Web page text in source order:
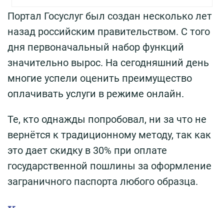
Портал Госуслуг был создан несколько лет
назад российским правительством. С того
дня первоначальный набор функций
значительно вырос. На сегодняшний день
многие успели оценить преимущество
оплачивать услуги в режиме онлайн.
Те, кто однажды попробовал, ни за что не
вернётся к традиционному методу, так как
это дает скидку в 30% при оплате
государственной пошлины за оформление
заграничного паспорта любого образца.